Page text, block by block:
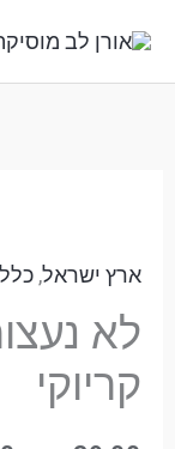
לתוכן
ארץ ישראל,
לא
קריוקי
לא
נעצור
ירדנה
ארזי